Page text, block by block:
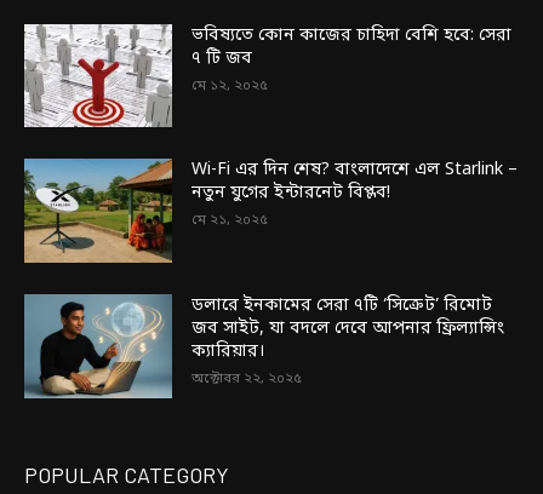
ভবিষ্যতে কোন কাজের চাহিদা বেশি হবে: সেরা
৭ টি জব
মে ১২, ২০২৫
Wi-Fi এর দিন শেষ? বাংলাদেশে এল Starlink –
নতুন যুগের ইন্টারনেট বিপ্লব!
মে ২১, ২০২৫
ডলারে ইনকামের সেরা ৭টি ‘সিক্রেট’ রিমোট
জব সাইট, যা বদলে দেবে আপনার ফ্রিল্যান্সিং
ক্যারিয়ার।
অক্টোবর ২২, ২০২৫
POPULAR CATEGORY